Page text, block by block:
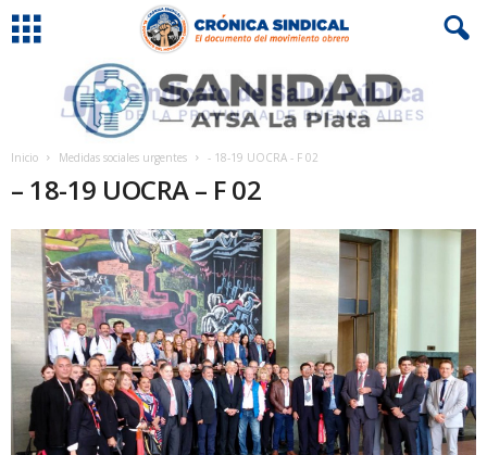
Inicio Medidas sociales urgentes - 18-19 UOCRA - F 02
– 18-19 UOCRA – F 02